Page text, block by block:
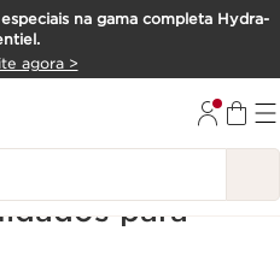
na gama completa Hydra-
agora >
Boutique de
para